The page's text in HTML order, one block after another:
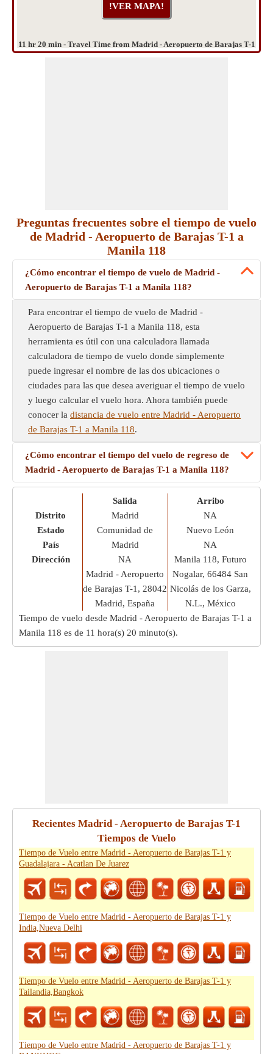
11 hr 20 min - Travel Time from Madrid - Aeropuerto de Barajas T-1
Preguntas frecuentes sobre el tiempo de vuelo
de Madrid - Aeropuerto de Barajas T-1 a
Manila 118
¿Cómo encontrar el tiempo de vuelo de Madrid -
Aeropuerto de Barajas T-1 a Manila 118?
Para encontrar el tiempo de vuelo de Madrid -
Aeropuerto de Barajas T-1 a Manila 118, esta
herramienta es útil con una calculadora llamada
calculadora de tiempo de vuelo donde simplemente
puede ingresar el nombre de las dos ubicaciones o
ciudades para las que desea averiguar el tiempo de vuelo
y luego calcular el vuelo hora. Ahora también puede
conocer la distancia de vuelo entre Madrid - Aeropuerto
de Barajas T-1 a Manila 118.
¿Cómo encontrar el tiempo del vuelo de regreso de
Madrid - Aeropuerto de Barajas T-1 a Manila 118?
Distrito
Estado
País
Dirección
Salida
Madrid
Comunidad de
Madrid
NA
Madrid - Aeropuerto
de Barajas T-1, 28042
Madrid, España
Arribo
NA
Nuevo León
NA
Manila 118, Futuro
Nogalar, 66484 San
Nicolás de los Garza,
N.L., México
Tiempo de vuelo desde Madrid - Aeropuerto de Barajas T-1 a
Manila 118 es de 11 hora(s) 20 minuto(s).
Recientes Madrid - Aeropuerto de Barajas T-1
Tiempos de Vuelo
Tiempo de Vuelo entre Madrid - Aeropuerto de Barajas T-1 y
Guadalajara - Acatlan De Juarez
Tiempo de Vuelo entre Madrid - Aeropuerto de Barajas T-1 y
India,Nueva Delhi
Tiempo de Vuelo entre Madrid - Aeropuerto de Barajas T-1 y
Tailandia,Bangkok
Tiempo de Vuelo entre Madrid - Aeropuerto de Barajas T-1 y